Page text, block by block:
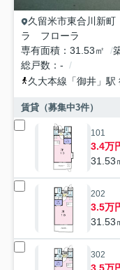
久留米市東合川新町
ラ フローラ
専有面積
31.53㎡
総戸数
-
久大本線 「御井 」
賃貸（募集中3件）
101
3.4万
31.53
202
3.5万
31.53
302